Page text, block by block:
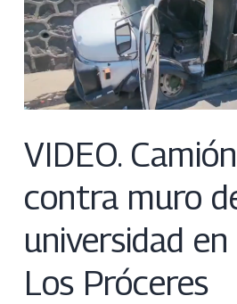
VIDEO.
contra muro
universidad
Los Próceres